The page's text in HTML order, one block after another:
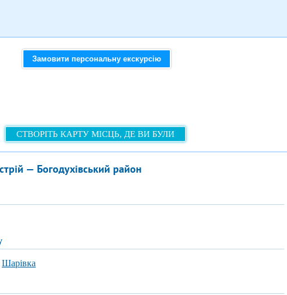
Замовити персональну екскурсію
СТВОРІТЬ КАРТУ МІСЦЬ, ДЕ ВИ БУЛИ
— Богодухівський район
Шарівка